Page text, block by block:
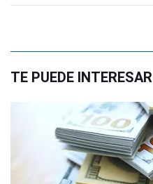
TE PUEDE INTERESAR